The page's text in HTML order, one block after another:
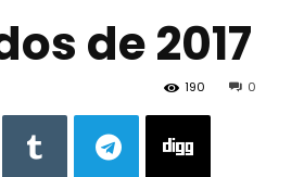
de 2017
0
190